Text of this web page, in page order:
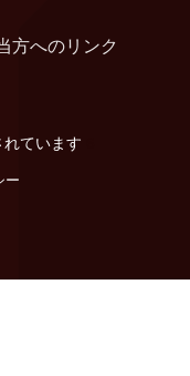
方へのリンク
ています
ー